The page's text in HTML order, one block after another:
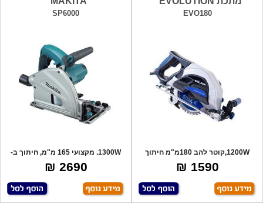
EVO180
1200W,קוטר להב 180מ"מ חיתוך
בזוויות. ל
1590 ₪
SP6000
1300W. מקצועי 165 מ"מ, חיתוך ב-
45 מעלות
2690 ₪